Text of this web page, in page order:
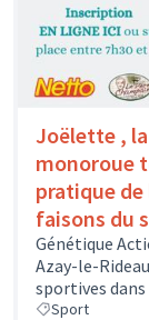
Joëlette ,
monoroue
pratique de
faisons du
Génétique
Azay-le-
sportives dans
Sport